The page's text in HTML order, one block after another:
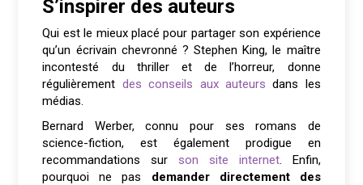
S’inspirer des auteurs
Qui est le mieux placé pour partager son expérience
qu’un écrivain chevronné ? Stephen King, le maître
incontesté du thriller et de l’horreur, donne
régulièrement des conseils aux auteurs dans les
médias.
Bernard Werber, connu pour ses romans de
science-fiction, est également prodigue en
recommandations sur son site internet. Enfin,
pourquoi ne pas demander directement des